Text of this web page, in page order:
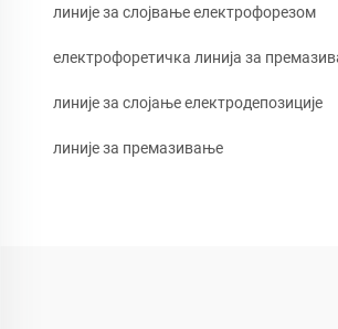
линије за слојвање електрофорезом
електрофоретичка линија за
линије за слојање електродепозиције
линије за премазивање